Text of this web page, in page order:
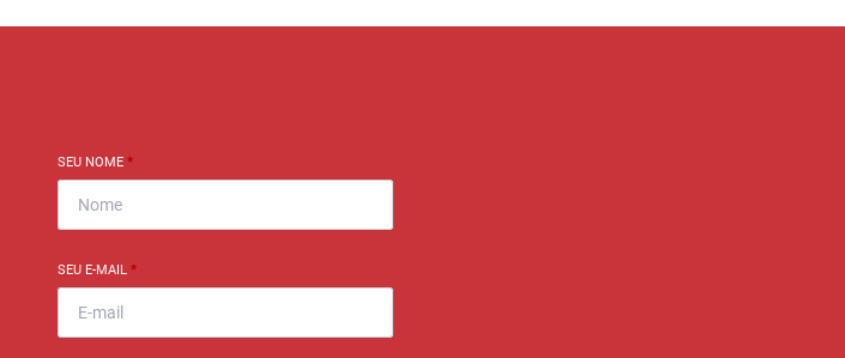
SEU NOME *
SEU E-MAIL *